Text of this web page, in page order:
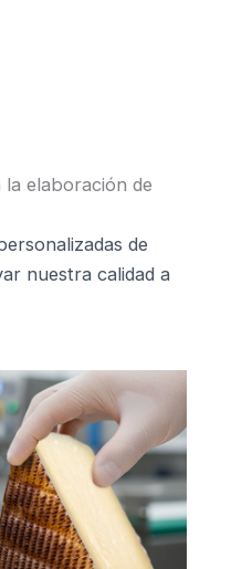
elaboración de
de
nuestra calidad a